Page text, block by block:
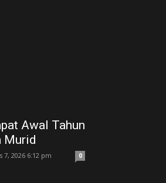
Awal Tahun
Murid
7, 2026 6:12 pm 0